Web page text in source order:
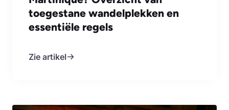
toegestane wandelplekken en
essentiële regels
Zie artikel